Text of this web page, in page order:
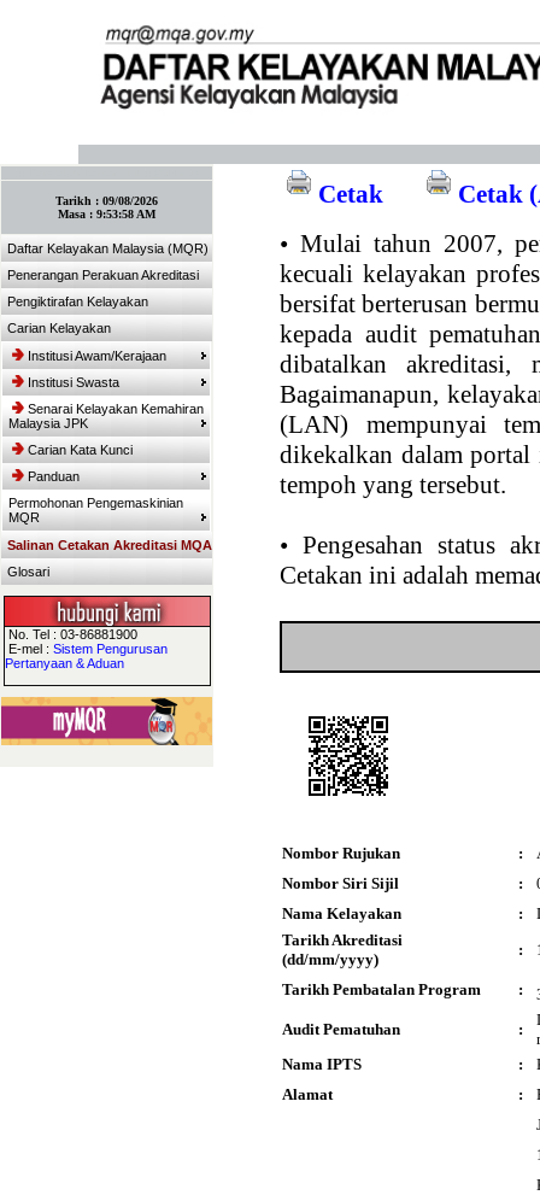
Tarikh : 09/08/2026
Masa : 9:53:58 AM
Daftar Kelayakan Malaysia (MQR)
Penerangan Perakuan Akreditasi
Pengiktirafan Kelayakan
Carian Kelayakan
Institusi Awam/Kerajaan
Institusi Swasta
Senarai Kelayakan Kemahiran
Malaysia JPK
Carian Kata Kunci
Panduan
Permohonan Pengemaskinian
MQR
Salinan Cetakan Akreditasi MQA
Glosari
No. Tel : 03-86881900
E-mel : Sistem Pengurusan
Pertanyaan & Aduan
Cetak
Cetak
• Mulai tahun 2007,
kecuali kelayakan
bersifat berterusan
kepada audit
dibatalkan akreditasi,
Bagaimanapun,
(LAN) mempunyai
dikekalkan dalam portal
tempoh yang tersebut.
• Pengesahan status
Cetakan ini adalah
Nombor Rujukan :
Nombor Siri Sijil
:
Nama Kelayakan
:
Tarikh Akreditasi
(dd/mm/yyyy)
:
Tarikh Pembatalan Program :
Audit Pematuhan
:
Nama IPTS
:
Alamat
: